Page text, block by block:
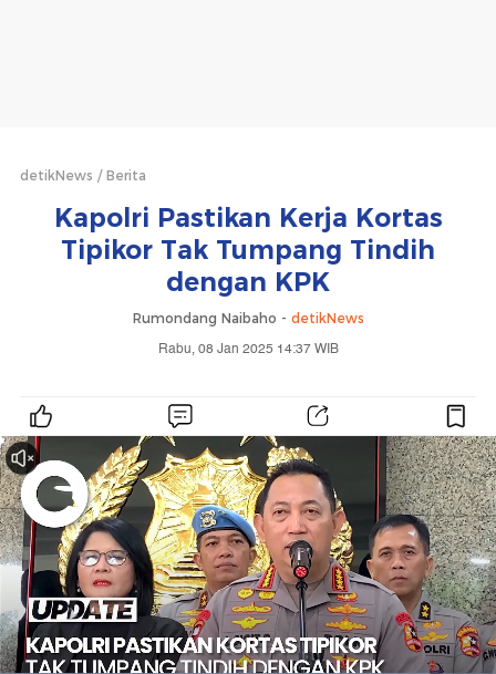
detikNews Berita
Kapolri Pastikan Kerja Kortas
Tipikor Tak Tumpang Tindih
dengan KPK
Rumondang Naibaho - detikNews
Rabu, 08 Jan 2025 14:37 WIB